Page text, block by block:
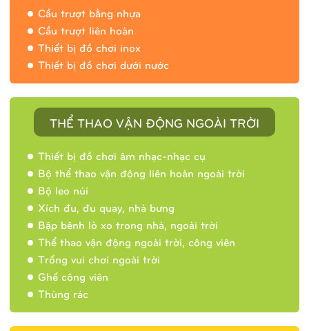
Cầu trượt bằng nhựa
Cầu trượt liên hoàn
Thiết bị đồ chơi inox
Thiết bị đồ chơi dưới nước
THỂ THAO VẬN ĐỘNG NGOÀI TRỜI
Thiết bị đồ chơi âm nhạc-nhạc cụ
Bộ thể thao vận động liên hoàn ngoài trời
Bộ leo núi
Xích đu, đu quay, nhà bưng
Bập bênh lò xo trong nhà, ngoài trời
Thể thao vận động ngoài trời, công viên
Trống vui chơi ngoài trời
Ghế công viên
Thùng rác